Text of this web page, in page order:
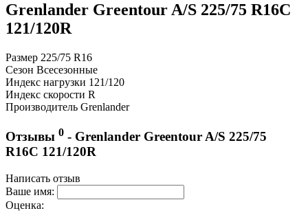
Grenlander Greentour A/S 225/75 R16C
121/120R
Размер 225/75 R16
Сезон Всесезонные
Индекс нагрузки 121/120
Индекс скорости R
Производитель Grenlander
Отзывы 0 - Grenlander Greentour A/S 225/75
R16C 121/120R
Написать отзыв
Ваше имя:
Оценка: